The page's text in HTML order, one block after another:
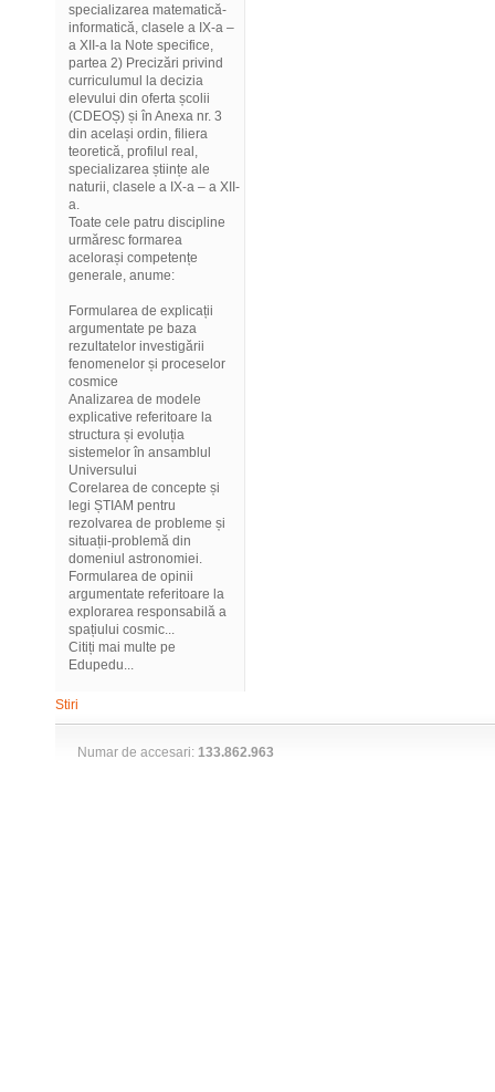
specializarea matematică-
informatică, clasele a IX-a –
a XII-a la Note specifice,
partea 2) Precizări privind
curriculumul la decizia
elevului din oferta școlii
(CDEOȘ) și în Anexa nr. 3
din același ordin, filiera
teoretică, profilul real,
specializarea științe ale
naturii, clasele a IX-a – a XII-
a.
Toate cele patru discipline
urmăresc formarea
acelorași competențe
generale, anume:
Formularea de explicații
argumentate pe baza
rezultatelor investigării
fenomenelor și proceselor
cosmice
Analizarea de modele
explicative referitoare la
structura și evoluția
sistemelor în ansamblul
Universului
Corelarea de concepte și
legi ȘTIAM pentru
rezolvarea de probleme și
situații-problemă din
domeniul astronomiei.
Formularea de opinii
argumentate referitoare la
explorarea responsabilă a
spațiului cosmic...
Citiți mai multe pe
Edupedu...
Stiri
Numar de accesari: 133.862.963